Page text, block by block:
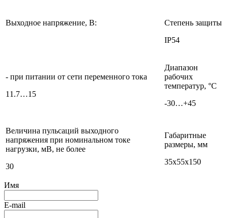
Выходное напряжение, В:
Степень защиты
IP54
- при питании от сети переменного тока
11.7…15
Диапазон
рабочих
температур, °С
-30…+45
Величина пульсаций выходного
напряжения при номинальном токе
нагрузки, мВ, не более
30
Габаритные
размеры, мм
35х55х150
Имя
E-mail